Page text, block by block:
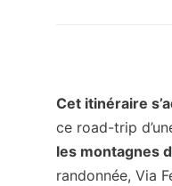
Cet itinéraire
ce road-trip
les montagnes
randonnée, Via